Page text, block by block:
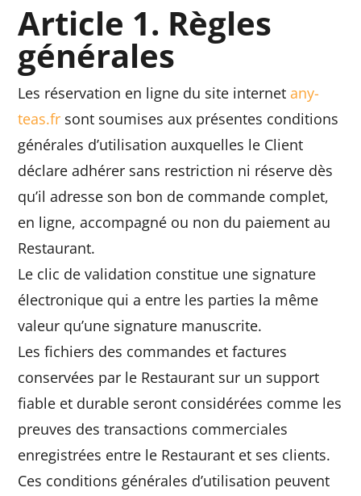
Article 1. Règles
générales
Les réservation en ligne du site internetany-
teas.fr sont soumises aux présentes conditions
générales d’utilisation auxquelles le Client
déclare adhérer sans restriction ni réserve dès
qu’il adresse son bon de commande complet,
en ligne, accompagné ou non du paiement au
Restaurant.
Le clic de validation constitue une signature
électronique qui a entre les parties la même
valeur qu’une signature manuscrite.
Les fichiers des commandes et factures
conservées par le Restaurant sur un support
fiable et durable seront considérées comme les
preuves des transactions commerciales
enregistrées entre le Restaurant et ses clients.
Ces conditions générales d’utilisation peuvent